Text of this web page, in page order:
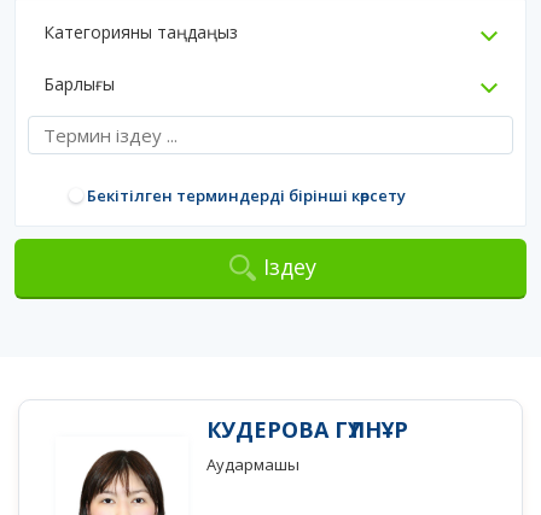
Категорияны таңдаңыз
Барлығы
Бекітілген терминдерді бірінші көрсету
Іздеу
КУДЕРОВА ГҮЛНҰР
Аудармашы